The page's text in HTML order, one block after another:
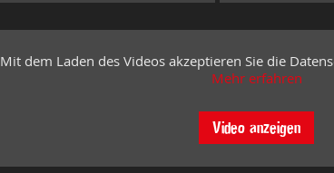
Mit dem Laden des Videos akzeptieren Sie die
Mehr erfahren
Video anzeigen